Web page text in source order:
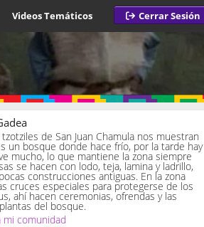
Videos Temáticos Cerrar Sesión
de San Juan Chamula nos muestran
un bosque donde hace frío, por la tarde hay
mucho, lo que mantiene la zona siempre
se hacen con lodo, teja, lamina y ladrillo,
construcciones antiguas. En la zona
cruces especiales para protegerse de los
ahí hacen ceremonias, ofrendas y las
del bosque.
mi comunidad